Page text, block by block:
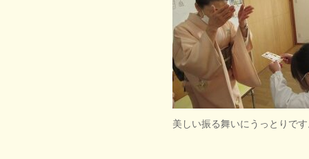
美しい振る舞いにうっとりで